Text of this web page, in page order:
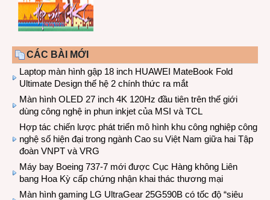
CÁC BÀI MỚI
Laptop màn hình gập 18 inch HUAWEI MateBook Fold
Ultimate Design thế hệ 2 chính thức ra mắt
Màn hình OLED 27 inch 4K 120Hz đầu tiên trên thế giới
dùng công nghệ in phun inkjet của MSI và TCL
Hợp tác chiến lược phát triển mô hình khu công nghiệp công
nghệ số hiện đại trong ngành Cao su Việt Nam giữa hai Tập
đoàn VNPT và VRG
Máy bay Boeing 737-7 mới được Cục Hàng không Liên
bang Hoa Kỳ cấp chứng nhận khai thác thương mại
Màn hình gaming LG UltraGear 25G590B có tốc độ “siêu